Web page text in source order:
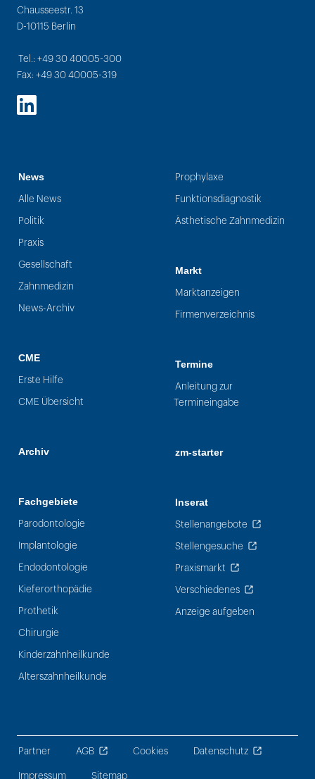
Chausseestr. 13
D-10115 Berlin
Tel.: +49 30 40005-300
Fax: +49 30 40005-319
LinkedIn
News
Alle News
Politik
Praxis
Gesellschaft
Zahnmedizin
News-Archiv
CME
Erste Hilfe
CME Übersicht
Archiv
Fachgebiete
Parodontologie
Implantologie
Endodontologie
Kieferorthopädie
Prothetik
Chirurgie
Kinderzahnheilkunde
Alterszahnheilkunde
Prophylaxe
Funktionsdiagnostik
Ästhetische Zahnmedizin
Markt
Marktanzeigen
Firmenverzeichnis
Termine
Anleitung zur
Termineingabe
zm-starter
Inserat
Stellenangebote
Stellengesuche
Praxismarkt
Verschiedenes
Anzeige aufgeben
Partner AGB Cookies Datenschutz
Impressum Sitemap